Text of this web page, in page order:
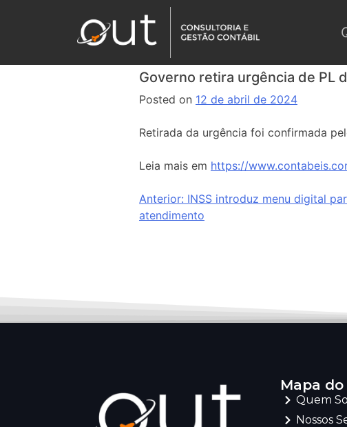
Governo retira urgência de PL
Posted on 12 de abril de 2024
Retirada da urgência foi confirmada
Leia mais em https://
Anterior: INSS introduz menu digital
atendimento
Mapa
Quem
Nossos